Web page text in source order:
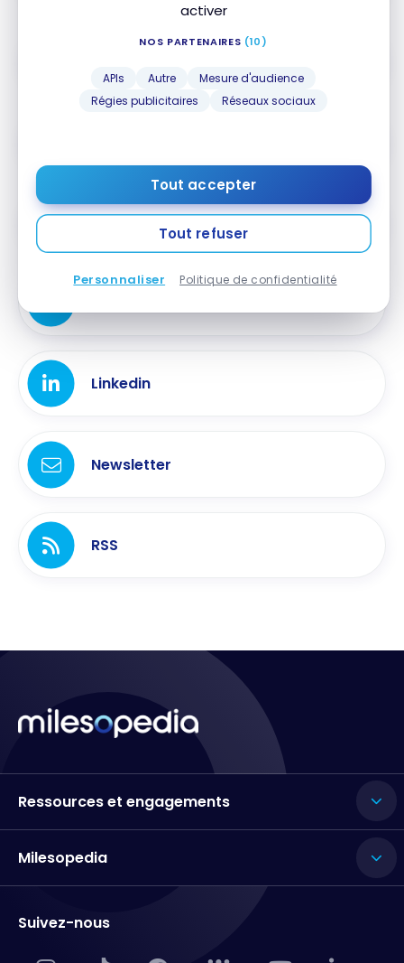
activer
NOS PARTENAIRES (10)
APIs Autre
Mesure d'audience
Régies publicitaires
Réseaux sociaux
Tout accepter
Tout refuser
Personnaliser Politique de confidentialité
Groupe Facebook
Linkedin
Newsletter
RSS
Ressources et engagements
Milesopedia
Suivez-nous